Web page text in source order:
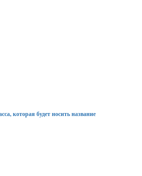
которая будет носить название